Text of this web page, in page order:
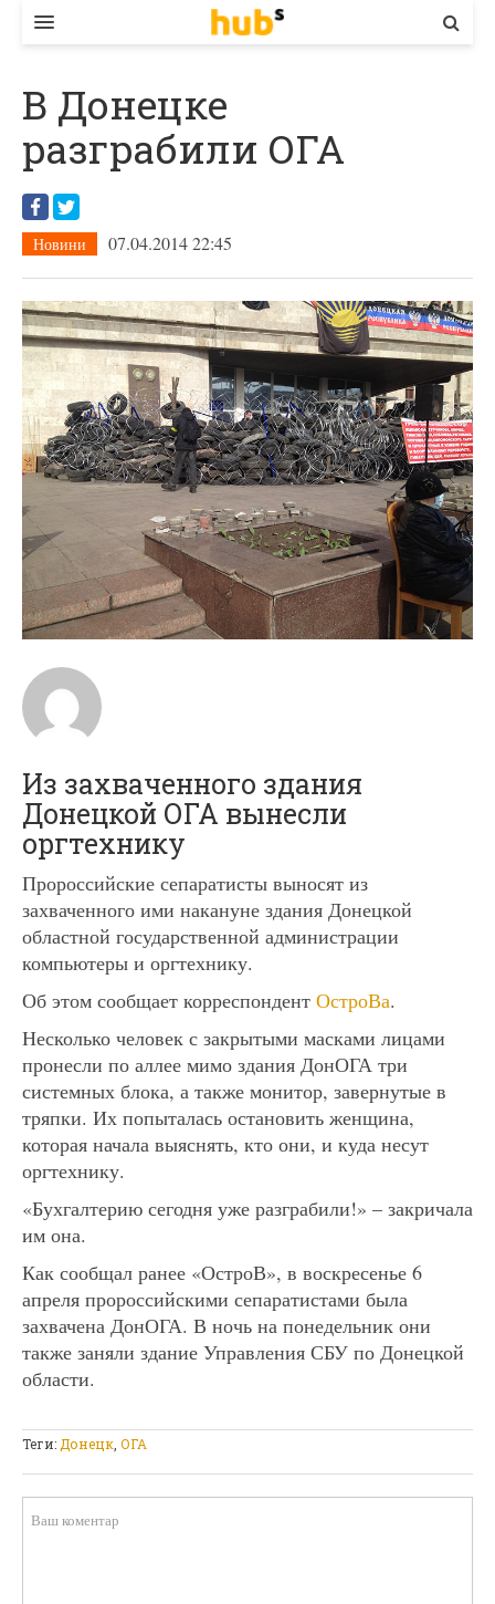
ЕКОНОМІКА
БІЗНЕС
СТАРТЕР
КОНТАКТИ
В Донецке
разграбили ОГА
Новини 07.04.2014 22:45
Из захваченного здания
Донецкой ОГА вынесли
оргтехнику
Пророссийские сепаратисты выносят из
захваченного ими накануне здания Донецкой
областной государственной администрации
компьютеры и оргтехнику.
Об этом сообщает корреспондент ОстроВа.
Несколько человек с закрытыми масками лицами
пронесли по аллее мимо здания ДонОГА три
системных блока, а также монитор, завернутые в
тряпки. Их попыталась остановить женщина,
которая начала выяснять, кто они, и куда несут
оргтехнику.
«Бухгалтерию сегодня уже разграбили!» – закричала
им она.
Как сообщал ранее «ОстроВ», в воскресенье 6
апреля пророссийскими сепаратистами была
захвачена ДонОГА. В ночь на понедельник они
также заняли здание Управления СБУ по Донецкой
области.
Теги:Донецк, ОГА